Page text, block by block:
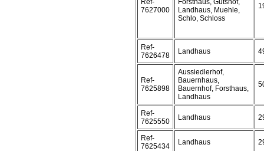
Ref-
7627000
Forsthaus, Gutshof,
Landhaus, Muehle,
Schlo, Schloss
Ref-
7626478
Landhaus
Ref-
7625898
Aussiedlerhof,
Bauernhaus,
Bauernhof, Forsthaus,
Landhaus
Ref-
7625550
Landhaus
Ref-
7625434
Landhaus